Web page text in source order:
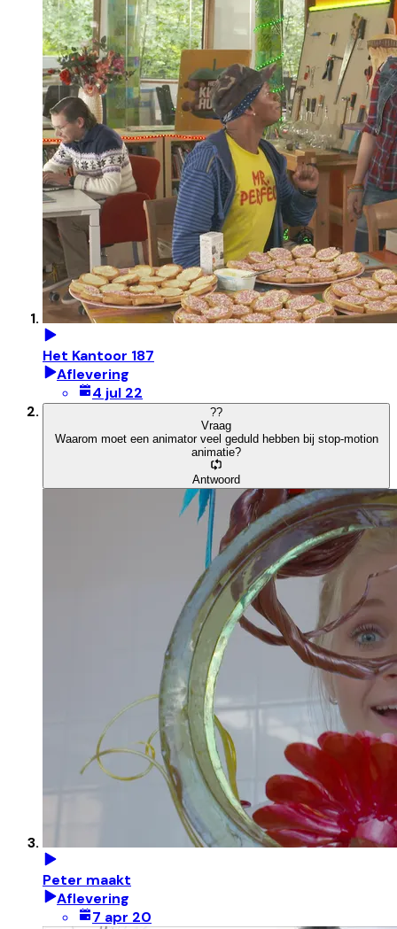
Het Kantoor 187
Aflevering
4 jul 22
??
Vraag
Waarom moet een animator veel geduld hebben bij stop-motion
animatie?
Antwoord
Peter maakt
Aflevering
7 apr 20